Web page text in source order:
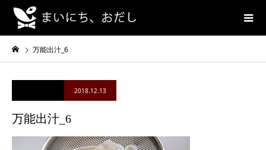
万能出汁_6
2018.12.13
万能出汁_6